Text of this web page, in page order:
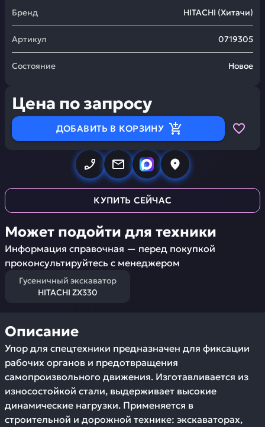
Бренд HITACHI (Хитачи)
Артикул 0719305
Состояние Новое
Цена по запросу
ДОБАВИТЬ В КОРЗИНУ
КУПИТЬ СЕЙЧАС
Может подойти для техники
Информация справочная — перед покупкой
проконсультируйтесь с менеджером
Гусеничный экскаватор
HITACHI ZX330
Описание
Упор для спецтехники предназначен для фиксации
рабочих органов и предотвращения
самопроизвольного движения. Изготавливается из
износостойкой стали, выдерживает высокие
динамические нагрузки. Применяется в
строительной и дорожной технике: экскаваторах,